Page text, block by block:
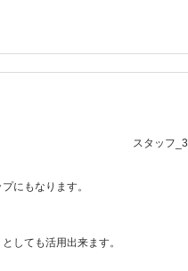
スタッフ
にもなります。
しても活用出来ます。